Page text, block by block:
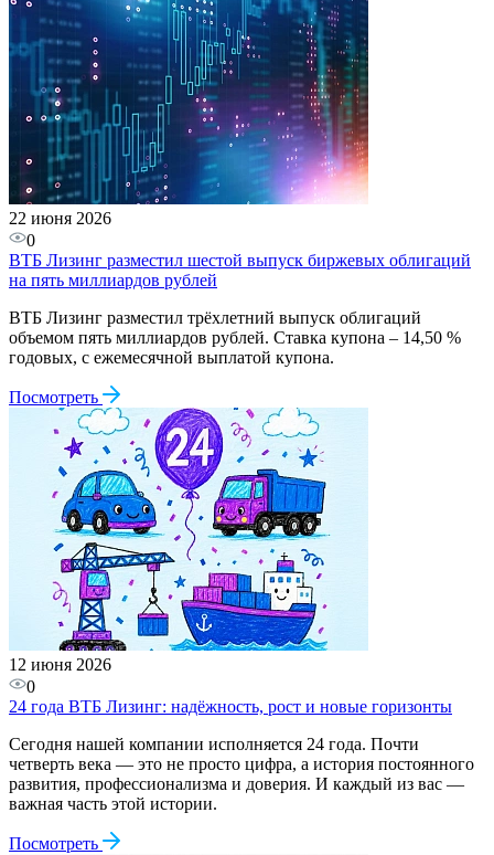
22 июня 2026
0
ВТБ Лизинг разместил шестой выпуск биржевых облигаций
на пять миллиардов рублей
ВТБ Лизинг разместил трёхлетний выпуск облигаций
объемом пять миллиардов рублей. Ставка купона – 14,50 %
годовых, с ежемесячной выплатой купона.
Посмотреть
12 июня 2026
0
24 года ВТБ Лизинг: надёжность, рост и новые горизонты
Сегодня нашей компании исполняется 24 года. Почти
четверть века — это не просто цифра, а история постоянного
развития, профессионализма и доверия. И каждый из вас —
важная часть этой истории.
Посмотреть